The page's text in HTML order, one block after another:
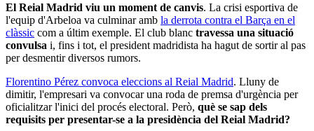
El Reial Madrid viu un moment de canvis. La crisi esportiva de
l'equip d'Arbeloa va culminar amb la derrota contra el Barça en el
clàssic com a últim exemple. El club blanc travessa una situació
convulsa i, fins i tot, el president madridista ha hagut de sortir al pas
per desmentir diversos rumors.
Florentino Pérez convoca eleccions al Reial Madrid. Lluny de
dimitir, l'empresari va convocar una roda de premsa d'urgència per
oficialitzar l'inici del procés electoral. Però, què se sap dels
requisits per presentar-se a la presidència del Reial Madrid?